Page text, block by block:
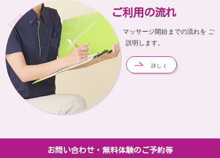
ご利用の流れ
マッサージ開始までの流れを ご
説明します。
詳しく
お問い合わせ・無料体験のご予約等